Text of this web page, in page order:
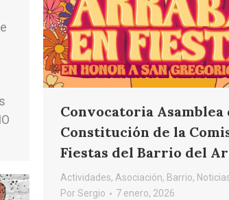
Convocatoria Asamblea
Constitución de la
Fiestas del Barrio del
Actividades, Asociación, Barrio,
PorSergio 7 enero, 2026